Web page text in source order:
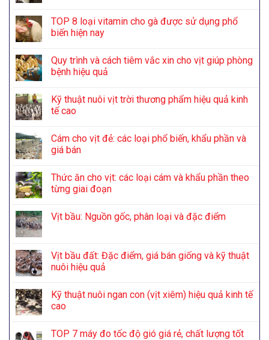
TOP 8 loại vitamin cho gà được sử dụng phổ
biến hiện nay
Quy trình và cách tiêm vắc xin cho vịt giúp phòng
bệnh hiệu quả
Kỹ thuật nuôi vịt trời thương phẩm hiệu quả kinh
tế cao
Cám cho vịt đẻ: các loại phổ biến, khẩu phần và
giá bán
Thức ăn cho vịt: các loại cám và khẩu phần theo
từng giai đoạn
Vịt bầu: Nguồn gốc, phân loại và đặc điểm
Vịt bầu đất: Đặc điểm, giá bán giống và kỹ thuật
nuôi hiệu quả
Kỹ thuật nuôi ngan con (vịt xiêm) hiệu quả kinh tế
cao
TOP 7 máy đo tốc độ gió giá rẻ, chất lượng tốt